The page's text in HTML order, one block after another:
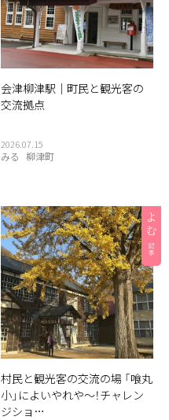
会津柳津駅｜町民と観光客の
交流拠点
2026.07.15
みる 柳津町
村民と観光客の交流の場 「喰丸
小」によいやれや〜！チャレン
ジショ…